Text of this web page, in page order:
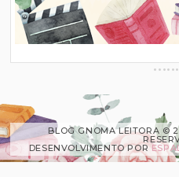
BLOG GNOMA LEITORA ©
DESENVOLVIMENTO POR